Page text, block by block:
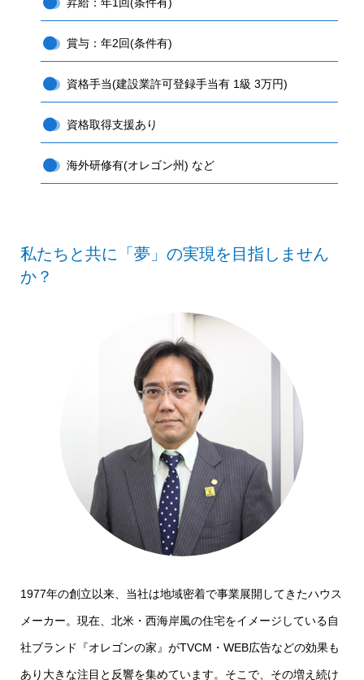
昇給：年1回(条件有)
賞与：年2回(条件有)
資格手当(建設業許可登録手当有 1級 3万円)
資格取得支援あり
海外研修有(オレゴン州) など
私たちと共に「夢」の実現を目指しません
か？
1977年の創立以来、当社は地域密着で事業展開してきたハウス
メーカー。現在、北米・西海岸風の住宅をイメージしている自
社ブランド『オレゴンの家』がTVCM・WEB広告などの効果も
あり大きな注目と反響を集めています。そこで、その増え続け